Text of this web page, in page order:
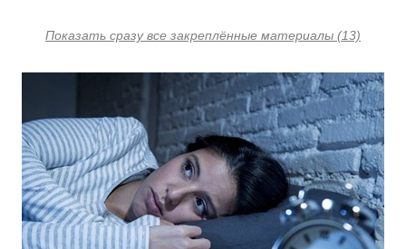
Показать сразу все закреплённые материалы (13)